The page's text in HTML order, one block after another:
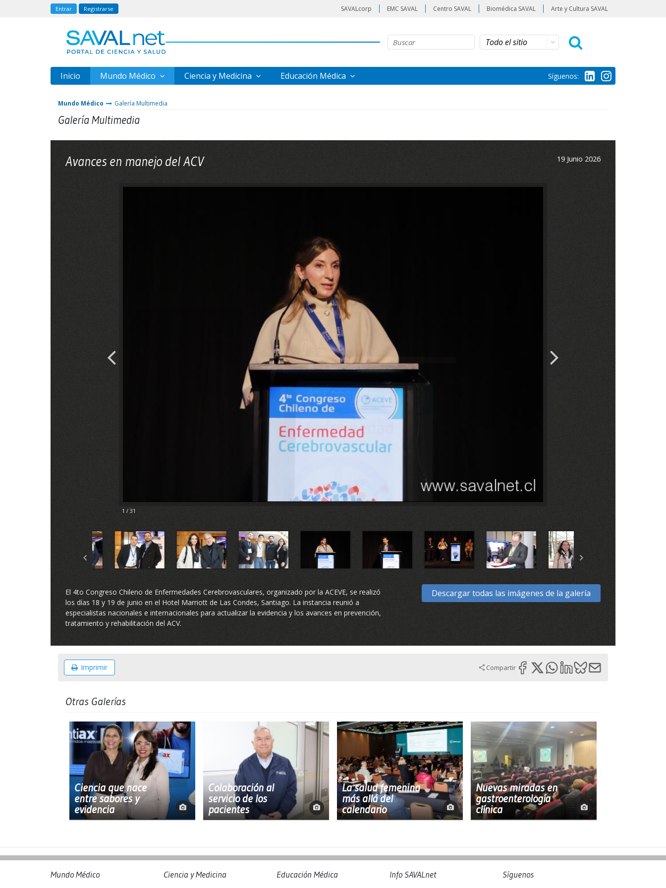
Entrar Registrarse SAVALcorp EMC SAVAL Centro SAVAL Biomédica SAVAL Arte y Cultura SAVAL
Inicio Mundo Médico Ciencia y Medicina Educación Médica Síguenos:
Mundo Médico Galería Multimedia
Galería Multimedia
Avances en manejo del ACV 19 Junio 2026
2 / 31
El 4to Congreso Chileno de Enfermedades Cerebrovasculares, organizado por la ACEVE, se realizó
los días 18 y 19 de junio en el Hotel Marriott de Las Condes, Santiago. La instancia reunió a
especialistas nacionales e internacionales para actualizar la evidencia y los avances en prevención,
tratamiento y rehabilitación del ACV.
Descargar todas las imágenes de la galería
Imprimir Compartir
Otras Galerías
Ciencia que nace
entre sabores y
evidencia
Colaboración al
servicio de los
pacientes
La salud femenina
más allá del
calendario
Nuevas miradas en
gastroenterología
clínica
Mundo Médico Ciencia y Medicina Educación Médica Info SAVALnet Síguenos